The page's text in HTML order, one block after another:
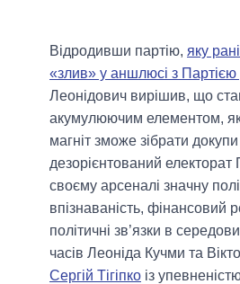
Відродивши партію, яку
«злив» у аншлюсі з Партією
Леонідович вирішив, що
акумулюючим елементом,
магніт зможе зібрати докупи
дезорієнтований
своєму арсеналі значну
впізнаваність, фінансовий
політичні зв’язки в
часів Леоніда Кучми та
Сергій Тігіпко із